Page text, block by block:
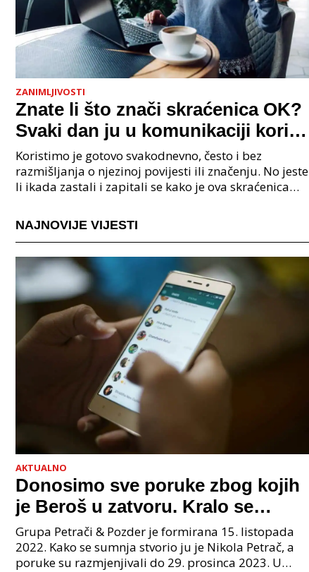
ZANIMLJIVOSTI
Znate li što znači skraćenica OK?
Svaki dan ju u komunikaciji koristi
cijeli svijet.
Koristimo je gotovo svakodnevno, često i bez
razmišljanja o njezinoj povijesti ili značenju. No jeste
li ikada zastali i zapitali se kako je ova skraćenica
NAJNOVIJE VIJESTI
AKTUALNO
Donosimo sve poruke zbog kojih
je Beroš u zatvoru. Kralo se
godinama. Tko će iz vlade biti
sljedeći uhićen?
Grupa Petrači & Pozder je formirana 15. listopada
2022. Kako se sumnja stvorio ju je Nikola Petrač, a
poruke su razmjenjivali do 29. prosinca 2023. U